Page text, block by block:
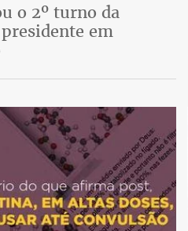
o 2º turno da
em